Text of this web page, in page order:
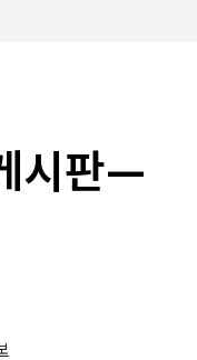
시판—